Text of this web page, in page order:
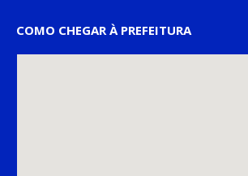
COMO CHEGAR À PREFEITURA